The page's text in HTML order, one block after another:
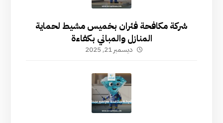
شركة مكافحة فئران بخميس مشيط لحماية
المنازل والمباني بكفاءة
ديسمبر 21, 2025